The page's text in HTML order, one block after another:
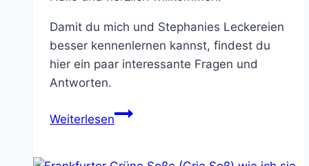
Damit du mich und Stephanies Leckereien
besser kennenlernen kannst, findest du
hier ein paar interessante Fragen und
Antworten.
Weiterlesen🌿